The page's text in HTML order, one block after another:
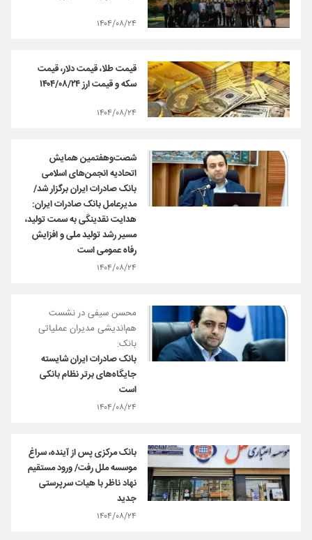
۱۴۰۴/۰۸/۲۴
قیمت طلا، قیمت دلار، قیمت
سکه و قیمت ارز ۱۴۰۴/۰۸/۲۴
۱۴۰۴/۰۸/۲۴
شصت‌وهفتمین همایش
اتحادیه انجمن‌های اسلامی
بانک صادرات ایران برگزار شد/
مدیرعامل بانک صادرات ایران:
هدایت نقدینگی به سمت تولید،
مسیر رشد تولید ملی و افزایش
رفاه عمومی است
۱۴۰۴/۰۸/۲۴
محسن سیفی در نشست
هم‌اندیشی مدیران عملیاتی
بانک:
بانک صادرات ایران شایسته
جایگاه‌های برتر نظام بانکی
است
۱۴۰۴/۰۸/۲۴
بانک مرکزی پس از آینده، سراغ
موسسه ملل رفت/ ورود مستقیم
نهاد ناظر با هیات سرپرستی
جدید
۱۴۰۴/۰۸/۲۴